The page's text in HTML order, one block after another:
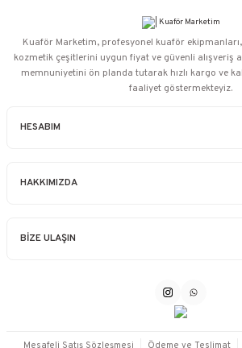
HESABIM
HAKKIMIZDA
BİZE ULAŞIN
Kuaför Marketim, profesyonel kuaför
kozmetik çeşitlerini uygun fiyat ve güvenli alışveriş
memnuniyetini ön planda tutarak hızlı kargo ve
faaliyet göstermekteyiz.
Mesafeli Satış Sözleşmesi Ödeme ve Teslimat